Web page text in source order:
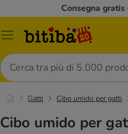
Consegna
Overview
Cerca
Gatti Cibo umido per gatti
Cibo umido per